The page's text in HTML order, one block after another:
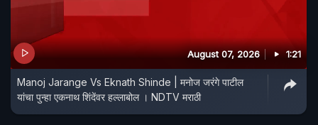
August 07, 2026 1:21
Manoj Jarange Vs Eknath Shinde | मनोज जरंगे पाटील
यांचा पुन्हा एकनाथ शिंदेंवर हल्लाबोल । NDTV मराठी